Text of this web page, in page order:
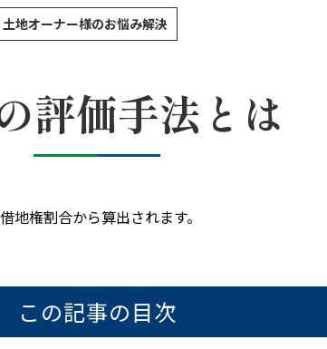
土地オーナー様のお悩み解決
評価手法とは
権割合から算出されます。
この記事の目次